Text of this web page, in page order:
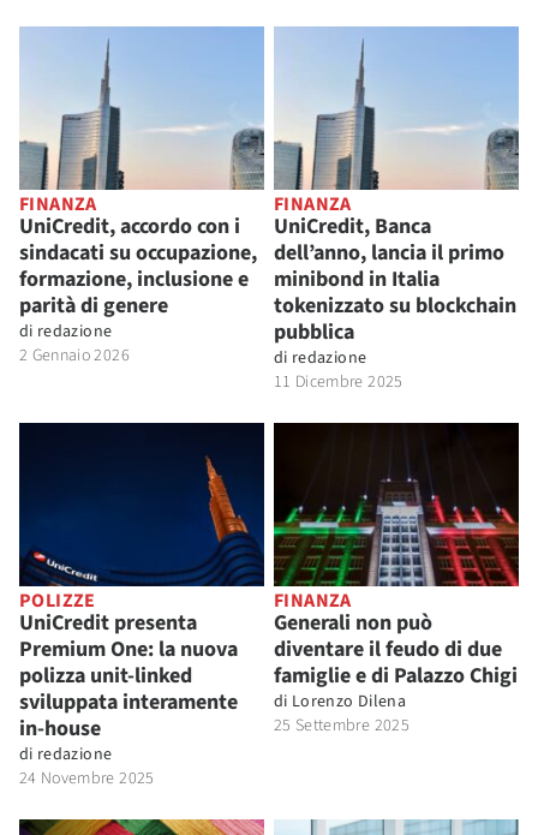
FINANZA
UniCredit, accordo con i
sindacati su occupazione,
formazione, inclusione e
parità di genere
di redazione
2 Gennaio 2026
FINANZA
UniCredit, Banca
dell’anno, lancia il primo
minibond in Italia
tokenizzato su blockchain
pubblica
di redazione
11 Dicembre 2025
POLIZZE
UniCredit presenta
Premium One: la nuova
polizza unit-linked
sviluppata interamente
in-house
di redazione
24 Novembre 2025
FINANZA
Generali non può
diventare il feudo di due
famiglie e di Palazzo Chigi
di Lorenzo Dilena
25 Settembre 2025